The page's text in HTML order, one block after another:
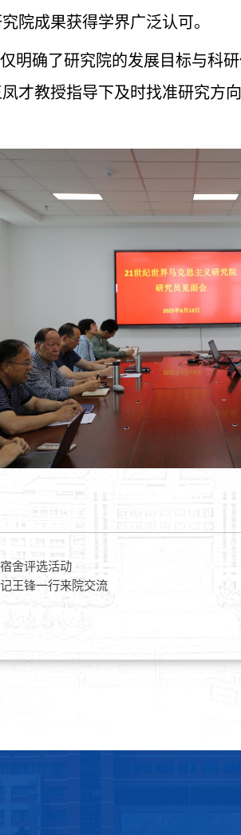
院成果获得学界广泛认可。
明确了研究院的发展目标与科
才教授指导下及时找准研究方
舍评选活动
王锋一行来院交流